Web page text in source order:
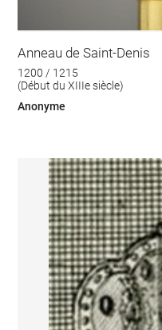
Anneau de Saint-Denis
1200 / 1215
(Début du XIIIe siècle)
Anonyme